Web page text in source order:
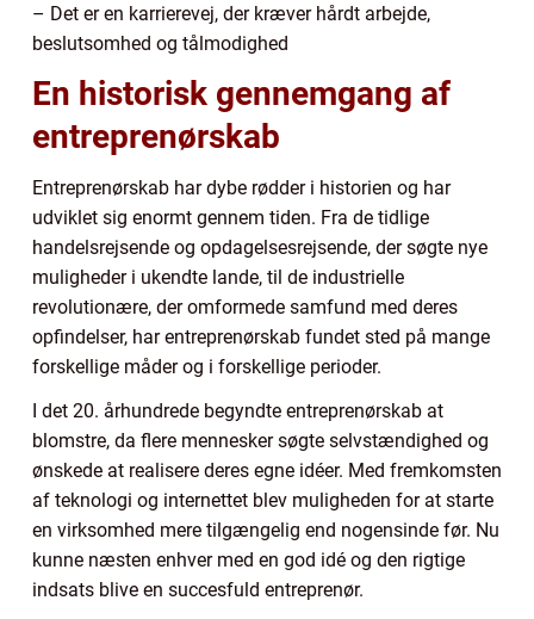
– Det er en karrierevej, der kræver hårdt arbejde,
beslutsomhed og tålmodighed
En historisk gennemgang af
entreprenørskab
Entreprenørskab har dybe rødder i historien og har
udviklet sig enormt gennem tiden. Fra de tidlige
handelsrejsende og opdagelsesrejsende, der søgte nye
muligheder i ukendte lande, til de industrielle
revolutionære, der omformede samfund med deres
opfindelser, har entreprenørskab fundet sted på mange
forskellige måder og i forskellige perioder.
I det 20. århundrede begyndte entreprenørskab at
blomstre, da flere mennesker søgte selvstændighed og
ønskede at realisere deres egne idéer. Med fremkomsten
af teknologi og internettet blev muligheden for at starte
en virksomhed mere tilgængelig end nogensinde før. Nu
kunne næsten enhver med en god idé og den rigtige
indsats blive en succesfuld entreprenør.